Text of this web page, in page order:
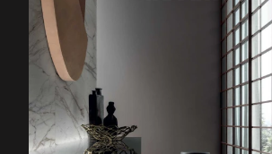
RIMADESIO SOHO
RIMADESIO